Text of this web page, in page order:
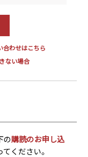
源諮問(北京)
合わせはこちら
ない場合
の購読のお申し込
ください。